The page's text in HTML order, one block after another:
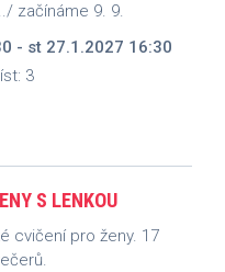
začínáme 9. 9.
- st 27.1.2027 16:30
3
S LENKOU
cvičení pro ženy. 17